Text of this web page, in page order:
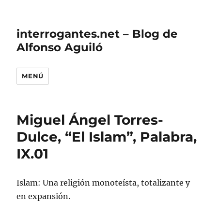
interrogantes.net – Blog de
Alfonso Aguiló
MENÚ
Miguel Ángel Torres-
Dulce, “El Islam”, Palabra,
IX.01
Islam: Una religión monoteísta, totalizante y
en expansión.